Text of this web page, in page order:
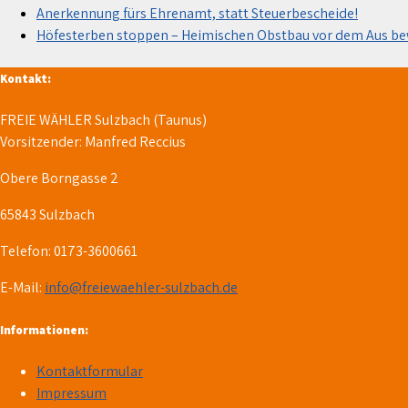
Anerkennung fürs Ehrenamt, statt Steuerbescheide!
Höfesterben stoppen – Heimischen Obstbau vor dem Aus
Kontakt:
FREIE WÄHLER Sulzbach (Taunus)
Vorsitzender: Manfred Reccius
Obere Borngasse 2
65843 Sulzbach
Telefon: 0173-3600661
E-Mail: info@freiewaehler-sulzbach.de
Informationen:
Kontaktformular
Impressum